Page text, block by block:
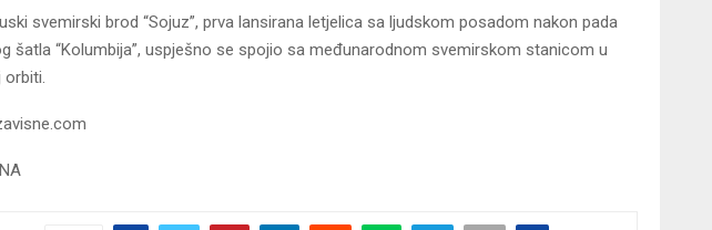
svemirski brod “Sojuz”, prva lansirana letjelica sa ljudskom posadom nakon pada
šatla “Kolumbija”, uspješno se spojio sa međunarodnom svemirskom stanicom u
orbiti.